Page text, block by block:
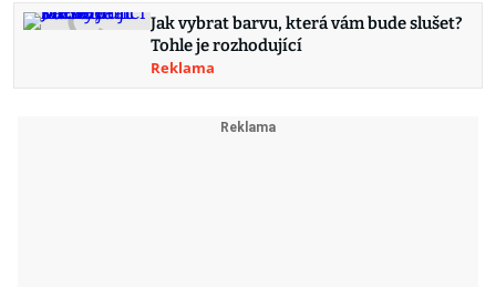
Jak vybrat barvu, která vám bude slušet?
Tohle je rozhodující
Reklama